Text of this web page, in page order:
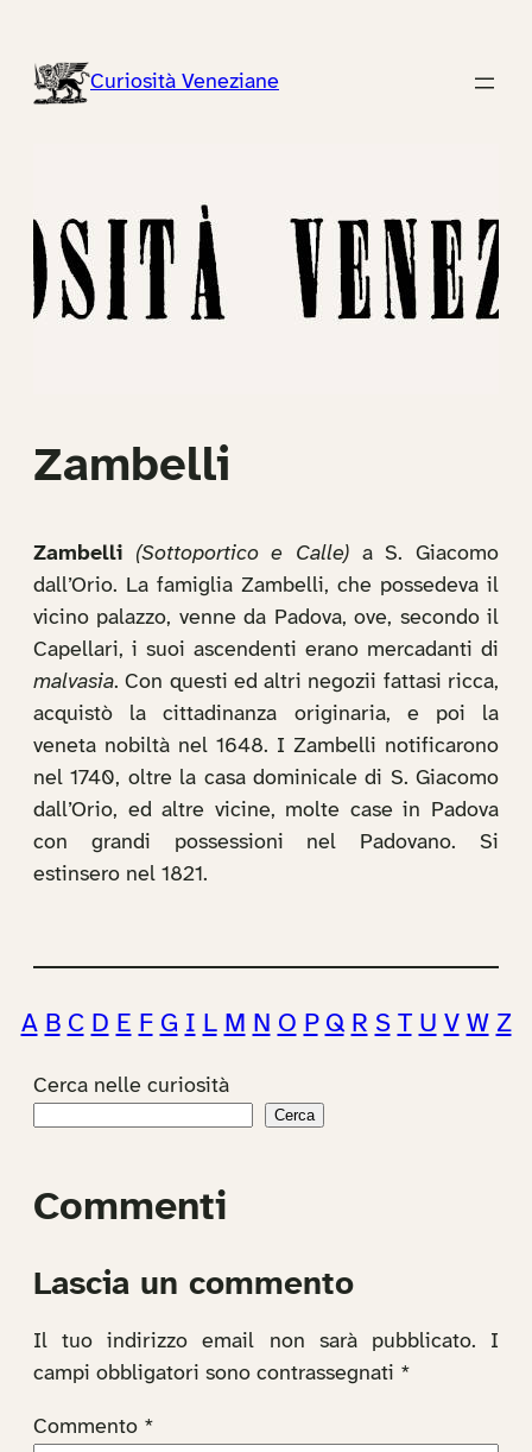
contenutoCuriosità Veneziane
Zambelli
Zambelli (Sottoportico e Calle) a S. Giacomo
dall’Orio. La famiglia Zambelli, che possedeva il
vicino palazzo, venne da Padova, ove, secondo il
Capellari, i suoi ascendenti erano mercadanti di
malvasia. Con questi ed altri negozii fattasi ricca,
acquistò la cittadinanza originaria, e poi la
veneta nobiltà nel 1648. I Zambelli notificarono
nel 1740, oltre la casa dominicale di S. Giacomo
dall’Orio, ed altre vicine, molte case in Padova
con grandi possessioni nel Padovano. Si
estinsero nel 1821.
A B C D E F G I L M N O P Q R S T U V W Z
Cerca nelle curiosità
Cerca
Commenti
Lascia un commento
Il tuo indirizzo email non sarà pubblicato.
I
campi obbligatori sono contrassegnati *
Commento *